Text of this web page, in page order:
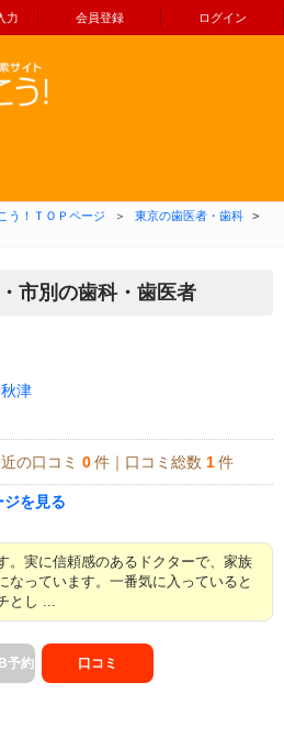
力 会員登録 ログイン
コンテンツへ移動
う！ＴＯＰページ ＞ 東京の歯医者・歯科
>
市別の歯科・歯医者
秋津
の口コミ 0 件｜口コミ総数 1 件
を見る
。実に信頼感のあるドクターで、家族
なっています。一番気に入っていると
とし ...
予約 口コミ